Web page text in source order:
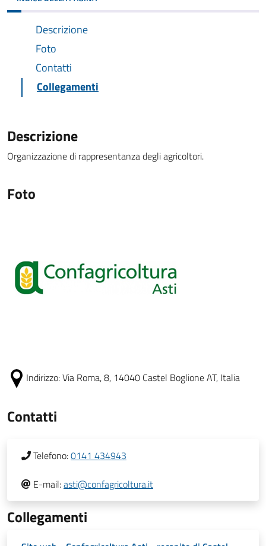
Descrizione
Foto
Contatti
Collegamenti
Descrizione
Organizzazione di rappresentanza degli agricoltori.
Foto
Indirizzo:Via Roma, 8, 14040 Castel Boglione AT, Italia
Contatti
Telefono:0141 434943
E-mail:asti@confagricoltura.it
Collegamenti